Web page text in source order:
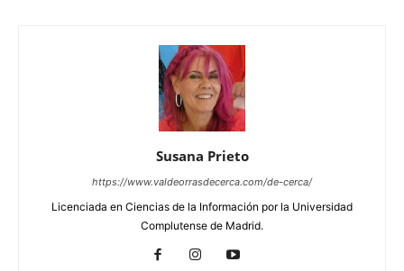
Susana Prieto
https://www.valdeorrasdecerca.com/de-cerca/
Licenciada en Ciencias de la Información por la Universidad
Complutense de Madrid.